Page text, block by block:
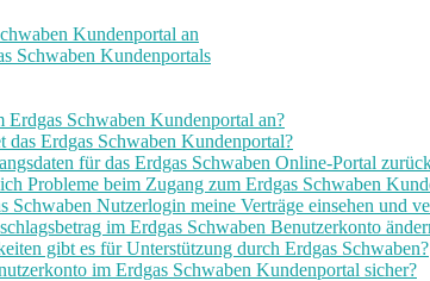
Kundenportal an
Schwaben Kundenportals
Schwaben Kundenportal an?
das Erdgas Schwaben Kundenportal?
für das Erdgas Schwaben Online-Portal
Probleme beim Zugang zum Erdgas Schwaben
Schwaben Nutzerlogin meine Verträge einsehen und
im Erdgas Schwaben Benutzerkonto
gibt es für Unterstützung durch Erdgas Schwaben?
im Erdgas Schwaben Kundenportal sicher?